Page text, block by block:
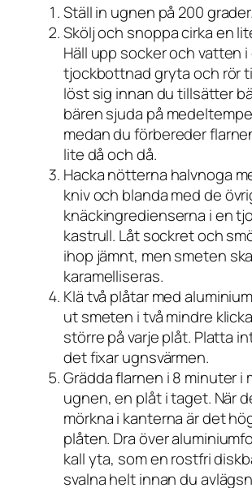
Ställ in ugnen på 200 grader.
Skölj och snoppa cirka en
Häll upp socker och vatten i
tjockbottnad gryta och rör
löst sig innan du tillsätter
bären sjuda på
medan du förbereder
lite då och då.
Hacka nötterna halvnoga
kniv och blanda med de
knäckingredienserna i en
kastrull. Låt sockret och
ihop jämnt, men smeten
karamelliseras.
Klä två plåtar med
ut smeten i två mindre
större på varje plåt. Platta
det fixar ugnsvärmen.
Grädda flarnen i 8 minuter i
ugnen, en plåt i taget. När
mörkna i kanterna är det
plåten. Dra över
kall yta, som en rostfri
svalna helt innan du